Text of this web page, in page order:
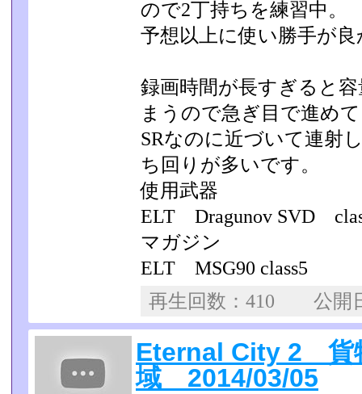
ので2丁持ちを練習中。
予想以上に使い勝手が
録画時間が長すぎると
まうので急ぎ目で進め
SRなのに近づいて連射
ち回りが多いです。
使用武器
ELT Dragunov SVD
マガジン
ELT MSG90 class5
再生回数：410 公
Eternal City 2 貨
域 2014/03/05